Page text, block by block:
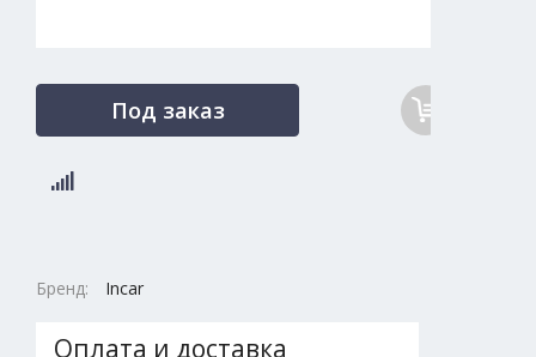
Под заказ
Бренд: Incar
Оплата и доставка